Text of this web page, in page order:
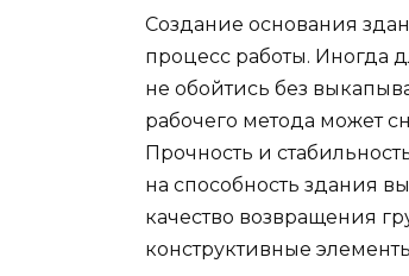
Создание основания
процесс работы.
не обойтись без
рабочего метода может
Прочность и
на способность здания
качество возвращения
конструктивные